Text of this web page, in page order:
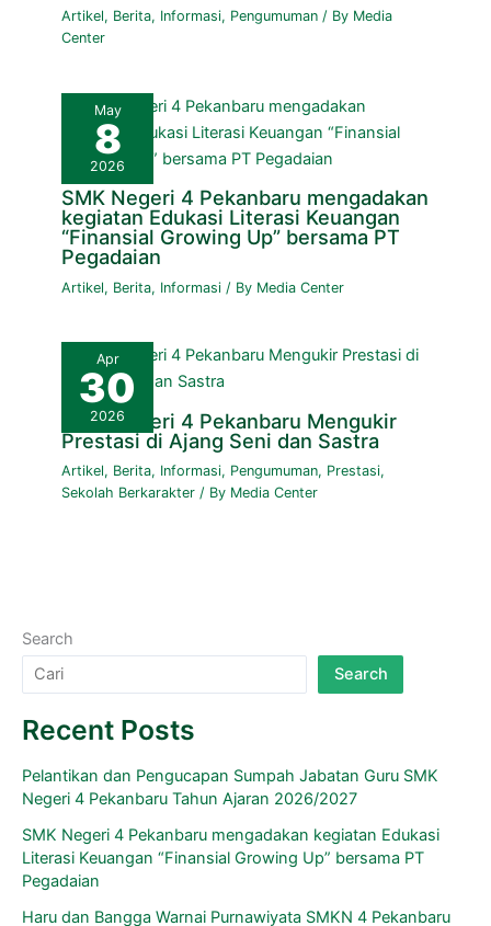
Artikel, Berita, Informasi, Pengumuman / By Media
Center
May
8
2026
SMK Negeri 4 Pekanbaru mengadakan
kegiatan Edukasi Literasi Keuangan
“Finansial Growing Up” bersama PT
Pegadaian
Artikel, Berita, Informasi / By Media Center
Apr
30
2026
SMK Negeri 4 Pekanbaru Mengukir
Prestasi di Ajang Seni dan Sastra
Artikel, Berita, Informasi, Pengumuman, Prestasi,
Sekolah Berkarakter / By Media Center
Search
Search
Recent Posts
Pelantikan dan Pengucapan Sumpah Jabatan Guru SMK
Negeri 4 Pekanbaru Tahun Ajaran 2026/2027
SMK Negeri 4 Pekanbaru mengadakan kegiatan Edukasi
Literasi Keuangan “Finansial Growing Up” bersama PT
Pegadaian
Haru dan Bangga Warnai Purnawiyata SMKN 4 Pekanbaru